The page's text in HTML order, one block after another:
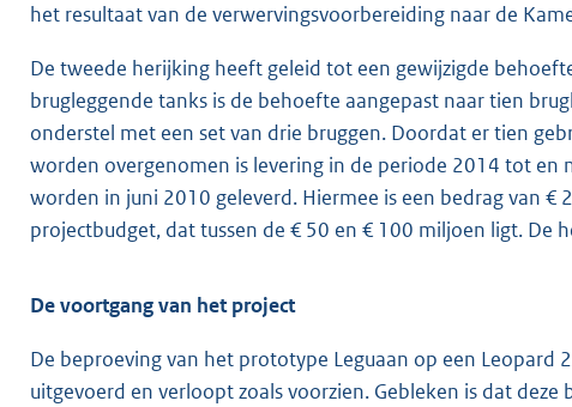
het resultaat van de verwervingsvoorbereiding naar de
De tweede herijking heeft geleid tot een gewijzigde
brugleggende tanks is de behoefte aangepast naar tien
onderstel met een set van drie bruggen. Doordat er tien
worden overgenomen is levering in de periode 2014 tot
worden in juni 2010 geleverd. Hiermee is een bedrag van
projectbudget, dat tussen de € 50 en € 100 miljoen ligt. De
De voortgang van het project
De beproeving van het prototype Leguaan op een
uitgevoerd en verloopt zoals voorzien. Gebleken is dat